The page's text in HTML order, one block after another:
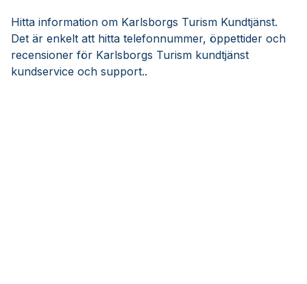
Hitta information om Karlsborgs Turism Kundtjänst.
Det är enkelt att hitta telefonnummer, öppettider och
recensioner för Karlsborgs Turism kundtjänst
kundservice och support..